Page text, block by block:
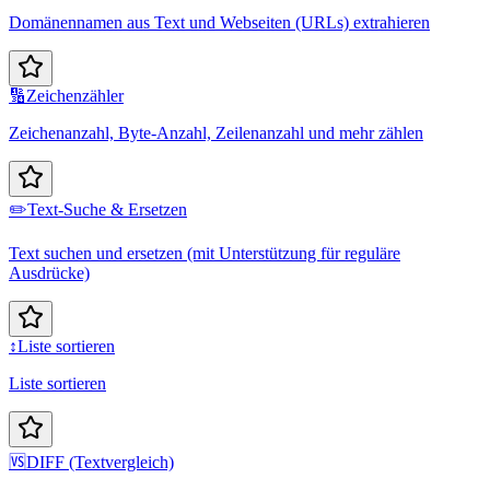
Domänennamen aus Text und Webseiten (URLs) extrahieren
🔢Zeichenzähler
Zeichenanzahl, Byte-Anzahl, Zeilenanzahl und mehr zählen
✏️Text-Suche & Ersetzen
Text suchen und ersetzen (mit Unterstützung für reguläre
Ausdrücke)
↕️Liste sortieren
Liste sortieren
🆚DIFF (Textvergleich)